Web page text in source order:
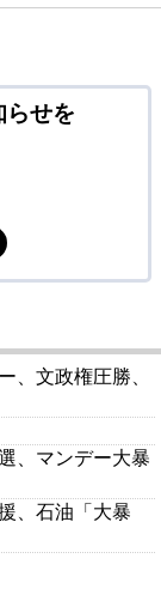
らせを
、文政権圧勝、
、マンデー大暴
、石油「大暴